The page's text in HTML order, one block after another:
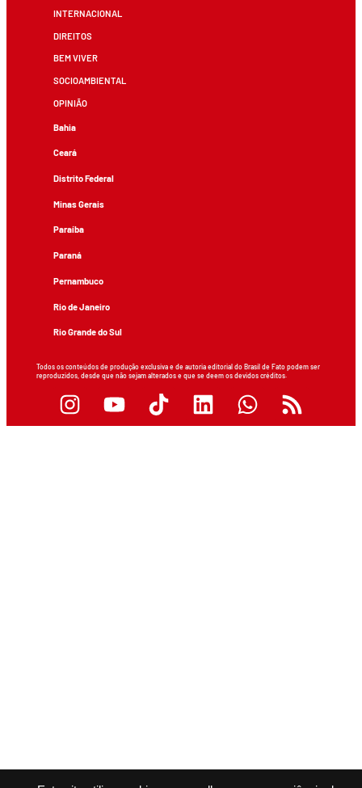
INTERNACIONAL
DIREITOS
BEM VIVER
SOCIOAMBIENTAL
OPINIÃO
Bahia
Ceará
Distrito Federal
Minas Gerais
Paraíba
Paraná
Pernambuco
Rio de Janeiro
Rio Grande do Sul
Todos os conteúdos de produção exclusiva e de autoria editorial do Brasil de Fato podem ser
reproduzidos, desde que não sejam alterados e que se deem os devidos créditos.